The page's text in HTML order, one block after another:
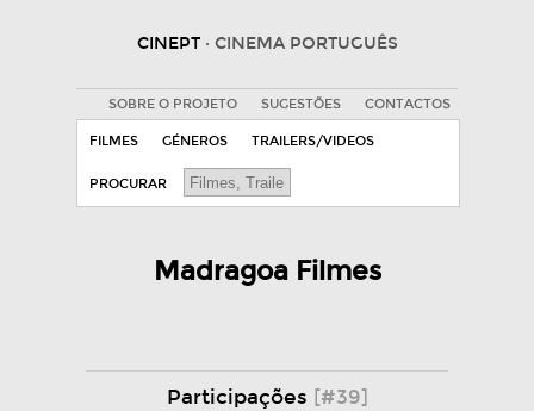
CINEPT · CINEMA PORTUGUÊS
SOBRE O PROJETO SUGESTÕES CONTACTOS
FILMES GÉNEROS TRAILERS/VIDEOS
PROCURAR
Madragoa Filmes
Participações [#39]